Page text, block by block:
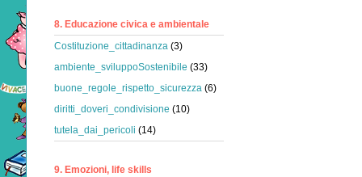
8. Educazione civica e ambientale
Costituzione_cittadinanza (3)
ambiente_sviluppoSostenibile (33)
buone_regole_rispetto_sicurezza (6)
diritti_doveri_condivisione (10)
tutela_dai_pericoli (14)
9. Emozioni, life skills